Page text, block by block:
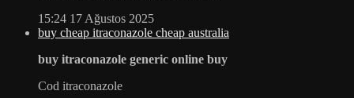
15:24 17 Ağustos 2025
buy cheap itraconazole cheap australia
buy itraconazole generic online buy
Cod itraconazole